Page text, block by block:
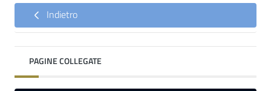
Indietro
PAGINE COLLEGATE